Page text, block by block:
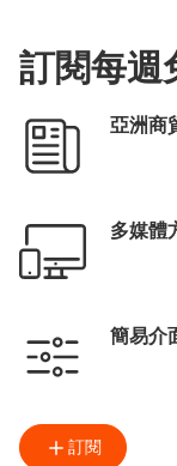
訂閱每週
亞洲商
多媒體
簡易介
訂閱